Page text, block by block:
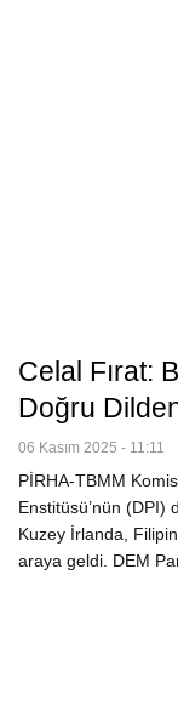
Celal Fırat:
Doğru
06 Kasım 2025 - 11:11
PİRHA-TBMM
Enstitüsü’nün (DPI)
Kuzey İrlanda,
araya geldi. DEM